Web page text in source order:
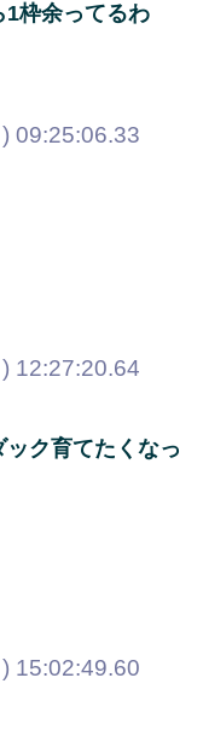
1枠余ってるわ
09:25:06.33
12:27:20.64
ク育てたくなっ
15:02:49.60